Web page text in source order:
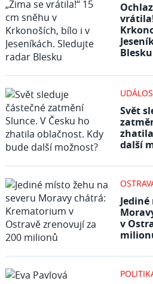
Blesku
Svět
další
v